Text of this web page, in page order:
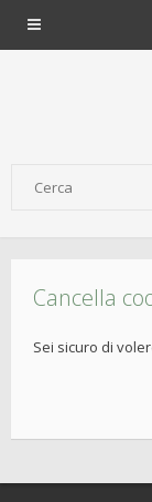
Cancella
Sei sicuro di